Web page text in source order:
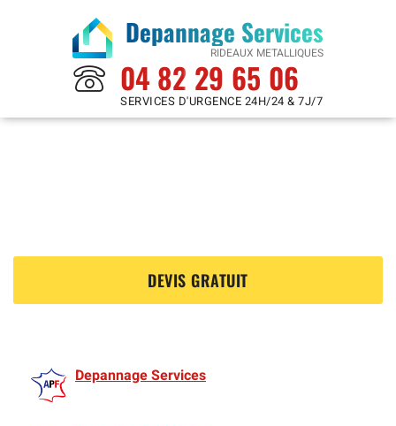
Depannage Services
RIDEAUX METALLIQUES
04 82 29 65 06
SERVICES D'URGENCE 24H/24 & 7J/7
DEVIS GRATUIT
Depannage Services